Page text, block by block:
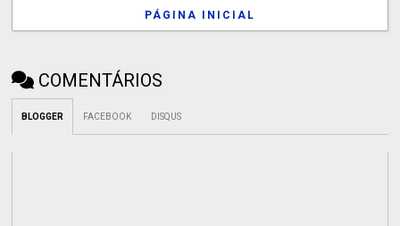
PÁGINA INICIAL
COMENTÁRIOS
BLOGGER FACEBOOK DISQUS